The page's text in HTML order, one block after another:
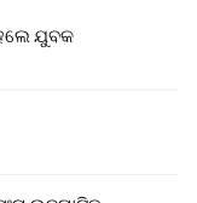
ଯୁବକ